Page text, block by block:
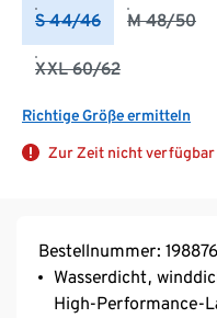
S 44/46 M 48/50
XXL 60/62
Richtige Größe ermitteln
Zur Zeit nicht verfügbar
Bestellnummer: 198876
Wasserdicht,
High-Performance-